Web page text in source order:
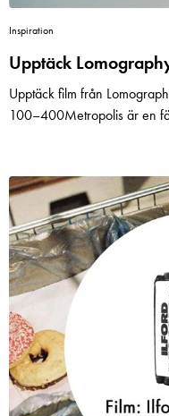
Inspiration
Upptäck
Upptäck film från
100–400Metropolis är en
ett unikt utökat 100-400
kornstruktur. Du kan ändra
exempelvis tunnelbana,
klassiska C41-processen.
karaktären samt
400).